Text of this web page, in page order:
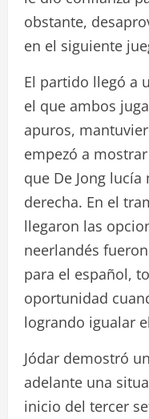
obstante,
en el siguiente
El partido llegó a
el que ambos
apuros,
empezó a
que De Jong
derecha. En el
llegaron las
neerlandés
para el español,
oportunidad
logrando igualar
Jódar demostró
adelante una
inicio del tercer